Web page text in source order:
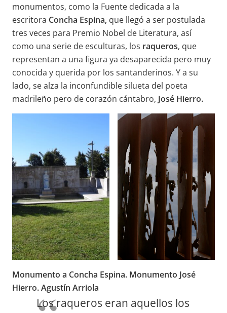
monumentos, como la Fuente dedicada a la
escritora Concha Espina, que llegó a ser postulada
tres veces para Premio Nobel de Literatura, así
como una serie de esculturas, los raqueros, que
representan a una figura ya desaparecida pero muy
conocida y querida por los santanderinos. Y a su
lado, se alza la inconfundible silueta del poeta
madrileño pero de corazón cántabro, José Hierro.
Monumento a Concha Espina. Monumento José
Hierro. Agustín Arriola
Los raqueros eran aquellos los